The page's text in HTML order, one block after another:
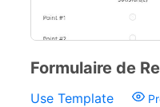
Formulaire de
Use Template